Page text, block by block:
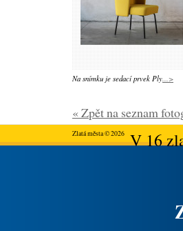
Na snímku je sedací prvek Ply...>
« Zpět na seznam
Zlatá města © 2026V 16